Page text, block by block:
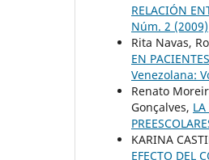
RELACIÓN
Núm. 2 (2009)
Rita Navas,
EN
Venezolana:
Renato
Gonçalves,
KARINA
EFECTO DEL